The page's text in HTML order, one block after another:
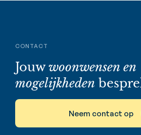
CONTACT
Jouwwoonwensen en
mogelijkheden
Neem contact op